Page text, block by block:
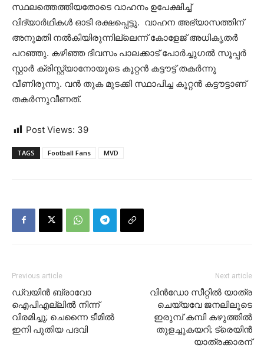
സ്ഥലത്തെത്തിയതോടെ വാഹനം ഉപേക്ഷിച്ച്
വിദ്യാർഥികൾ ഓടി രക്ഷപ്പെട്ടു. വാഹന അഭ്യാസത്തിന്
അനുമതി നൽകിയിരുന്നില്ലെന്ന് കോളേജ് അധികൃതർ
പറഞ്ഞു. കഴിഞ്ഞ ദിവസം പാലക്കാട് പോര്‍ച്ചുഗല്‍ സൂപ്പര്‍
സ്റ്റാര്‍ ക്രിസ്റ്റ്യാനോയുടെ കൂറ്റന്‍ കട്ടൗട്ട് തകര്‍ന്നു
വീണിരുന്നു. വന്‍ തുക മുടക്കി സ്ഥാപിച്ച കൂറ്റന്‍ കട്ടൗട്ടാണ്
തകര്‍ന്നുവീണത്.
Post Views: 39
TAGS Football Fans MVD
Previous article
ഡ്വയിന്‍ ബ്രാവോ
ഐപിഎല്ലില്‍ നിന്ന്
വിരമിച്ചു; ചെന്നൈ ടീമില്‍
ഇനി പുതിയ പദവി
Next article
വിന്‍ഡോ സീറ്റില്‍ യാത്ര
ചെയ്യവേ ജനലിലൂടെ
ഇരുമ്പ് കമ്പി കഴുത്തിൽ
തുളച്ചുകയറി; ട്രെയിൻ
യാത്രക്കാരന്